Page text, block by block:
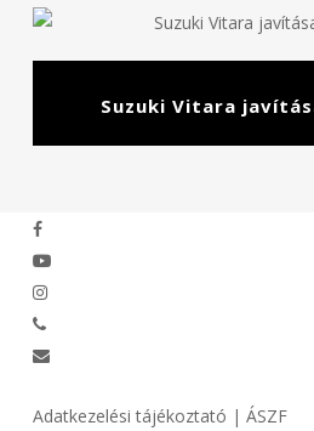
Suzuki Vitara
facebook
youtube
instagram
phone
email
Adatkezelési tájékoztató | ÁSZF